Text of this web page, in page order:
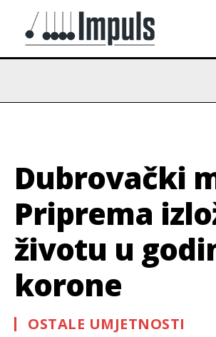
Dubrovački
Priprema
životu u
korone
OSTALE UMJETNOSTI